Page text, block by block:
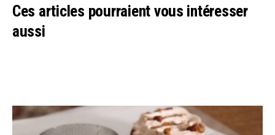
Ces articles pourraient vous intéresser
aussi